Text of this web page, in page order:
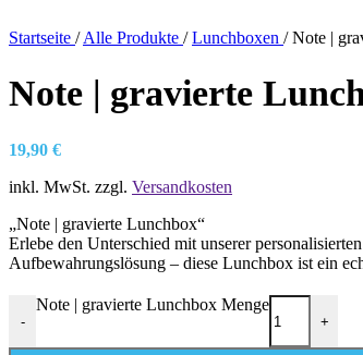
Startseite / Alle Produkte / Lunchboxen / Note |
Note | gravierte
19,90 €
inkl. MwSt. zzgl. Versandkosten
„Note | gravierte Lunchbox“
Erlebe den Unterschied mit unserer
Aufbewahrungslösung – diese Lunchbox ist ein
-
Note | gravierte Lunchbox Menge
+